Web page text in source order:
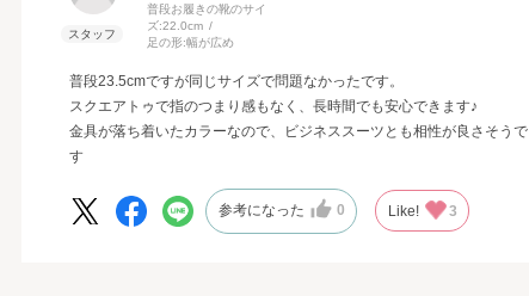
普段お履きの靴のサイ
ズ:22.0cm
足の形:幅が広め
普段23.5cmですが同じサイズで問題なかったです。
スクエアトゥで指のつまり感もなく、長時間でも安心できます♪
金具が落ち着いたカラーなので、ビジネススーツとも相性が良さそうで
す
参考になった 0 Like! 3